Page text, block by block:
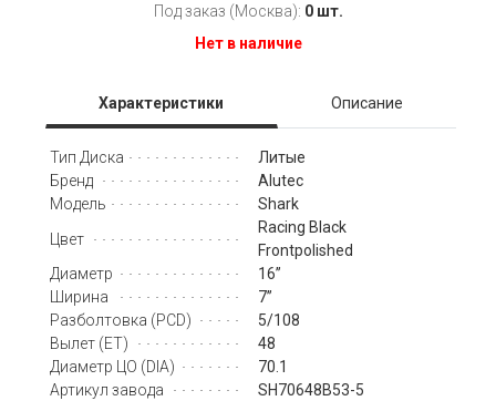
Под заказ (Москва): 0 шт.
Нет в наличие
Характеристики Описание
Тип Диска
Литые
Бренд
Alutec
Модель
Shark
Цвет
Racing Black
Frontpolished
Диаметр
16’’
Ширина
7’’
Разболтовка (PCD)
5/108
Вылет (ET)
48
Диаметр ЦО (DIA)
70.1
Артикул завода
SH70648B53-5